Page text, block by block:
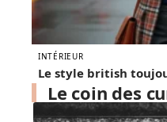
INTÉRIEUR
Le style british
Le coin des